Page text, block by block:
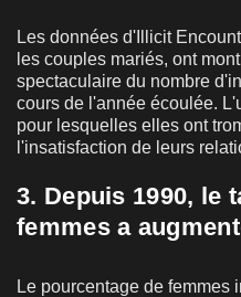
Les données d'Illicit
les couples mariés, ont
spectaculaire du nombre
cours de l'année écoulée.
pour lesquelles elles ont
l'insatisfaction de leurs
3. Depuis 1990, le
femmes a
Le pourcentage de femmes